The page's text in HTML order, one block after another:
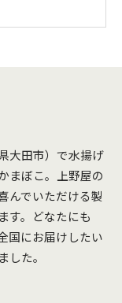
大田市）で水揚げ
まぼこ。上野屋の
んでいただける製
す。どなたにも
国にお届けしたい
た。